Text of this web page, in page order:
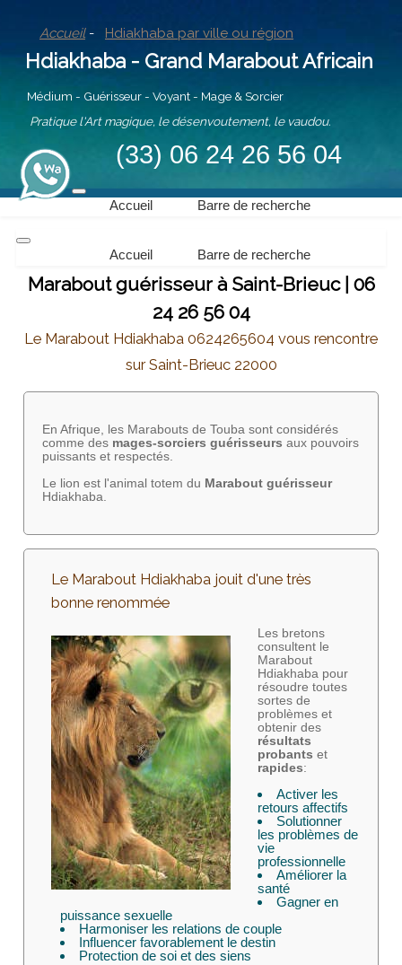
Accueil - Hdiakhaba par ville ou région
Hdiakhaba - Grand Marabout Africain
Médium - Guérisseur - Voyant - Mage & Sorcier
Pratique l'Art magique, le désenvoutement, le vaudou.
(33) 06 24 26 56 04
Accueil Barre de recherche
Accueil Barre de recherche
Marabout guérisseur à Saint-Brieuc | 06
24 26 56 04
Le Marabout Hdiakhaba 0624265604 vous rencontre
sur Saint-Brieuc 22000
En Afrique, les Marabouts de Touba sont considérés
comme des mages-sorciers guérisseurs aux pouvoirs
puissants et respectés.
Le lion est l'animal totem du Marabout guérisseur
Hdiakhaba.
Le Marabout Hdiakhaba jouit d'une très
bonne renommée
Les bretons
consultent le
Marabout
Hdiakhaba pour
résoudre toutes
sortes de
problèmes et
obtenir des
résultats
probants et
rapides:
Activer les
retours affectifs
Solutionner
les problèmes de
vie
professionnelle
Améliorer la
santé
Gagner en
puissance sexuelle
Harmoniser les relations de couple
Influencer favorablement le destin
Protection de soi et des siens